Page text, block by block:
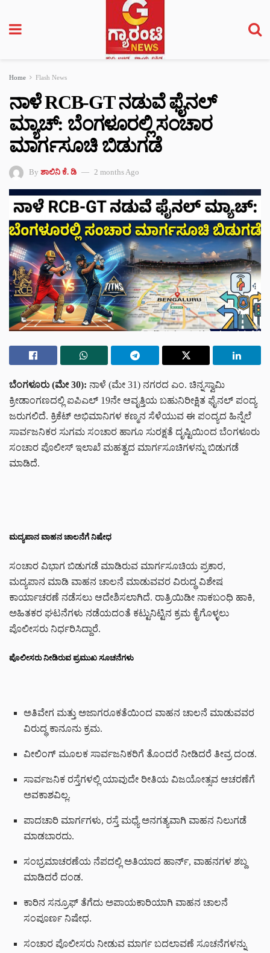
Home Flash News
ನಾಳೆ RCB-GT ನಡುವೆ ಫೈನಲ್‌
ಮ್ಯಾಚ್‌: ಬೆಂಗಳೂರಲ್ಲಿ ಸಂಚಾರ
ಮಾರ್ಗಸೂಚಿ ಬಿಡುಗಡೆ
By ಶಾಲಿನಿ ಕೆ. ಡಿ 2 months Ago
ಬೆಂಗಳೂರು (ಮೇ 30): ನಾಳೆ (ಮೇ 31) ನಗರದ ಎಂ. ಚಿನ್ನಸ್ವಾಮಿ
ಕ್ರೀಡಾಂಗಣದಲ್ಲಿ ಐಪಿಎಲ್ 19ನೇ ಆವೃತ್ತಿಯ ಬಹುನಿರೀಕ್ಷಿತ ಫೈನಲ್ ಪಂದ್ಯ
ಜರುಗಲಿದೆ. ಕ್ರಿಕೆಟ್ ಅಭಿಮಾನಿಗಳ ಕಣ್ಮನ ಸೆಳೆಯುವ ಈ ಪಂದ್ಯದ ಹಿನ್ನೆಲೆ
ಸಾರ್ವಜನಿಕರ ಸುಗಮ ಸಂಚಾರ ಹಾಗೂ ಸುರಕ್ಷತೆ ದೃಷ್ಟಿಯಿಂದ ಬೆಂಗಳೂರು
ಸಂಚಾರ ಪೊಲೀಸ್ ಇಲಾಖೆ ಮಹತ್ವದ ಮಾರ್ಗಸೂಚಿಗಳನ್ನು ಬಿಡುಗಡೆ
ಮಾಡಿದೆ.
ಮದ್ಯಪಾನ ವಾಹನ ಚಾಲನೆಗೆ ನಿಷೇಧ
ಸಂಚಾರ ವಿಭಾಗ ಬಿಡುಗಡೆ ಮಾಡಿರುವ ಮಾರ್ಗಸೂಚಿಯ ಪ್ರಕಾರ,
ಮದ್ಯಪಾನ ಮಾಡಿ ವಾಹನ ಚಾಲನೆ ಮಾಡುವವರ ವಿರುದ್ಧ ವಿಶೇಷ
ಕಾರ್ಯಾಚರಣೆ ನಡೆಸಲು ಆದೇಶಿಸಲಾಗಿದೆ. ರಾತ್ರಿಯಿಡೀ ನಾಕಬಂಧಿ ಹಾಕಿ,
ಅಹಿತಕರ ಘಟನೆಗಳು ನಡೆಯದಂತೆ ಕಟ್ಟುನಿಟ್ಟಿನ ಕ್ರಮ ಕೈಗೊಳ್ಳಲು
ಪೊಲೀಸರು ನಿರ್ಧರಿಸಿದ್ದಾರೆ.
ಪೊಲೀಸರು ನೀಡಿರುವ ಪ್ರಮುಖ ಸೂಚನೆಗಳು
ಅತಿವೇಗ ಮತ್ತು ಅಜಾಗರೂಕತೆಯಿಂದ ವಾಹನ ಚಾಲನೆ ಮಾಡುವವರ
ವಿರುದ್ಧ ಕಾನೂನು ಕ್ರಮ.
ವೀಲಿಂಗ್ ಮೂಲಕ ಸಾರ್ವಜನಿಕರಿಗೆ ತೊಂದರೆ ನೀಡಿದರೆ ತೀವ್ರ ದಂಡ.
ಸಾರ್ವಜನಿಕ ರಸ್ತೆಗಳಲ್ಲಿ ಯಾವುದೇ ರೀತಿಯ ವಿಜಯೋತ್ಸವ ಆಚರಣೆಗೆ
ಅವಕಾಶವಿಲ್ಲ.
ಪಾದಚಾರಿ ಮಾರ್ಗಗಳು, ರಸ್ತೆ ಮಧ್ಯೆ ಅನಗತ್ಯವಾಗಿ ವಾಹನ ನಿಲುಗಡೆ
ಮಾಡಬಾರದು.
ಸಂಭ್ರಮಾಚರಣೆಯ ನೆಪದಲ್ಲಿ ಅತಿಯಾದ ಹಾರ್ನ್, ವಾಹನಗಳ ಶಬ್ದ
ಮಾಡಿದರೆ ದಂಡ.
ಕಾರಿನ ಸನ್ರೂಫ್ ತೆಗೆದು ಅಪಾಯಕಾರಿಯಾಗಿ ವಾಹನ ಚಾಲನೆ
ಸಂಪೂರ್ಣ ನಿಷೇಧ.
ಸಂಚಾರ ಪೊಲೀಸರು ನೀಡುವ ಮಾರ್ಗ ಬದಲಾವಣೆ ಸೂಚನೆಗಳನ್ನು